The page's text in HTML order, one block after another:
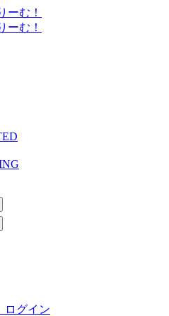
ログイン